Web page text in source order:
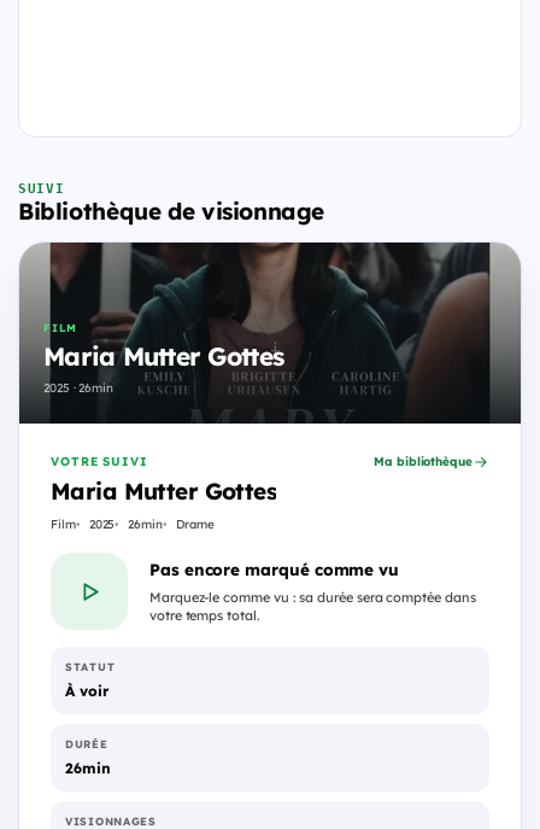
SUIVI
Bibliothèque de visionnage
FILM
Maria Mutter Gottes
2025 · 26min
VOTRE SUIVI
Maria Mutter Gottes
Film 2025 26min Drame
Ma bibliothèque
Pas encore marqué comme vu
Marquez-le comme vu : sa durée sera comptée dans
votre temps total.
STATUT
À voir
DURÉE
26min
VISIONNAGES